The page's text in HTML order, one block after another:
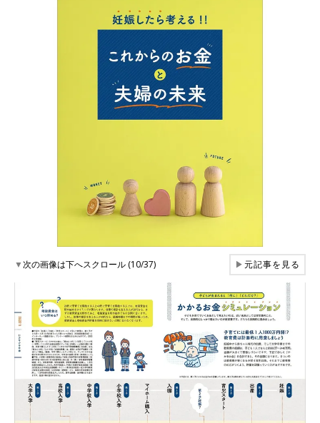
▼次の画像は下へスクロール (10/37) ▶元記事を見る